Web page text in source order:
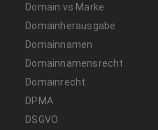
Domain vs Marke
Domainherausgabe
Domainnamen
Domainnamensrecht
Domainrecht
DPMA
DSGVO